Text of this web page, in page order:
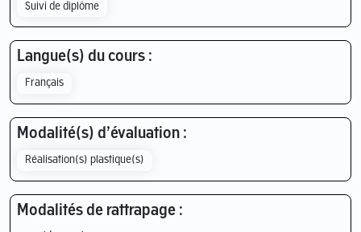
Suivi de diplôme
Langue(s) du cours :
Français
Modalité(s) d’évaluation :
Réalisation(s) plastique(s)
Modalités de rattrapage :